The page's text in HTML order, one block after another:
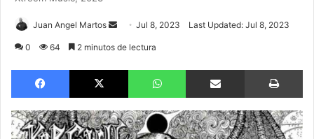
Juan Angel Martos
Send Jul 8, 2023 Last Updated: Jul 8, 2023
0 64 2 minutos de lectura
Facebook X WhatsApp Compartir via email